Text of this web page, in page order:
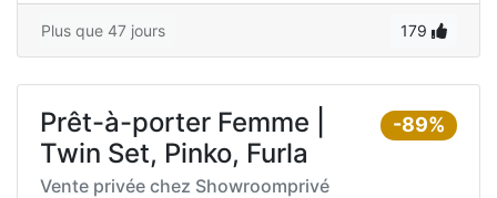
Plus que 47 jours 179
-89%
Prêt-à-porter Femme |
Twin Set, Pinko, Furla
Vente privée chez Showroomprivé